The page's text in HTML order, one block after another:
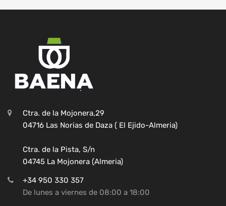
Ctra. de la Mojonera,29
04716 Las Norias de Daza ( El Ejido-Almeria)
Ctra. de la Pista, S/n
04745 La Mojonera (Almeria)
+34 950 330 357
De lunes a viernes de 08:00 a 18:00